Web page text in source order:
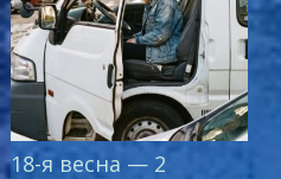
18-я весна — 2